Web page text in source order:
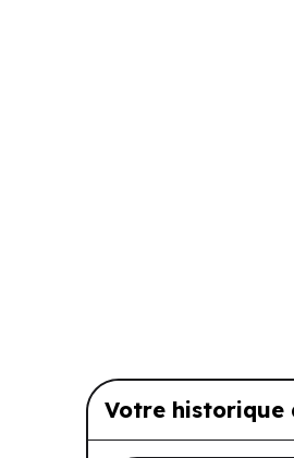
Votre historique